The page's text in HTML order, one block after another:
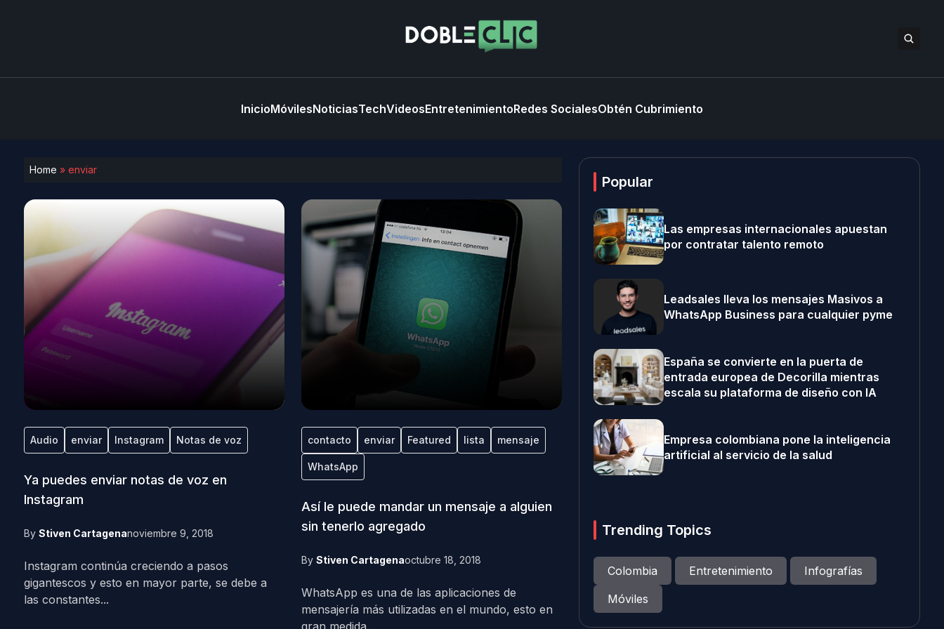
InicioMóvilesNoticiasTechVideosEntretenimientoRedes SocialesObtén Cubrimiento
Home » enviar
Audio enviar Instagram Notas de voz
Ya puedes enviar notas de voz en
Instagram
By Stiven Cartagenanoviembre 9, 2018
Instagram continúa creciendo a pasos
gigantescos y esto en mayor parte, se debe a
las constantes...
contacto enviar Featured lista mensaje
WhatsApp
Así le puede mandar un mensaje a alguien
sin tenerlo agregado
By Stiven Cartagenaoctubre 18, 2018
WhatsApp es una de las aplicaciones de
mensajería más utilizadas en el mundo, esto en
gran medida...
Popular
Las empresas internacionales apuestan
por contratar talento remoto
Leadsales lleva los mensajes Masivos a
WhatsApp Business para cualquier pyme
España se convierte en la puerta de
entrada europea de Decorilla mientras
escala su plataforma de diseño con IA
Empresa colombiana pone la inteligencia
artificial al servicio de la salud
Trending Topics
Colombia Entretenimiento
Infografías
Móviles